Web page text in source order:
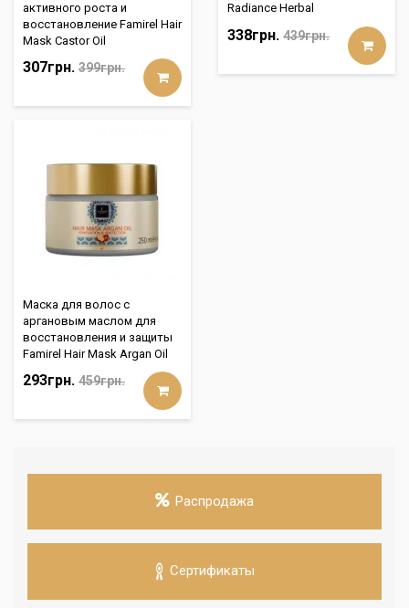
активного роста и
восстановление Famirel Hair
Mask Castor Oil
307грн. 399грн.
Radiance Herbal
338грн. 439грн.
Маска для волос с
аргановым маслом для
восстановления и защиты
Famirel Hair Mask Argan Oil
293грн. 459грн.
Распродажа
Сертификаты